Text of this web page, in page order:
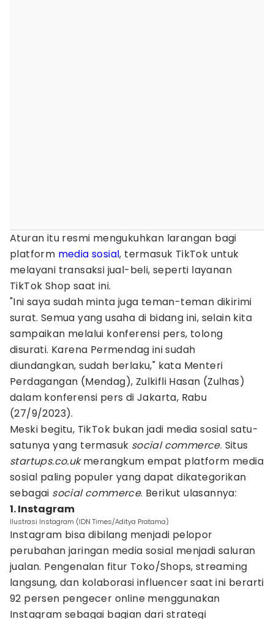
Aturan itu resmi mengukuhkan larangan bagi
platform media sosial, termasuk TikTok untuk
melayani transaksi jual-beli, seperti layanan
TikTok Shop saat ini.
"Ini saya sudah minta juga teman-teman dikirimi
surat. Semua yang usaha di bidang ini, selain kita
sampaikan melalui konferensi pers, tolong
disurati. Karena Permendag ini sudah
diundangkan, sudah berlaku," kata Menteri
Perdagangan (Mendag), Zulkifli Hasan (Zulhas)
dalam konferensi pers di Jakarta, Rabu
(27/9/2023).
Meski begitu, TikTok bukan jadi media sosial satu-
satunya yang termasuk social commerce. Situs
startups.co.ukmerangkum empat platform media
sosial paling populer yang dapat dikategorikan
sebagai social commerce. Berikut ulasannya:
1. Instagram
Ilustrasi Instagram (IDN Times/Aditya Pratama)
Instagram bisa dibilang menjadi pelopor
perubahan jaringan media sosial menjadi saluran
jualan. Pengenalan fitur Toko/Shops, streaming
langsung, dan kolaborasi influencer saat ini berarti
92 persen pengecer online menggunakan
Instagram sebagai bagian dari strategi